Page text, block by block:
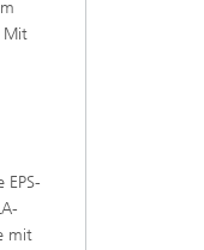
Mit
mit